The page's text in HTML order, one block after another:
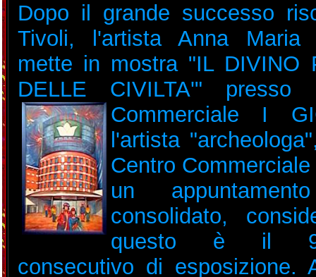
Dopo il grande successo
Tivoli, l'artista Anna Maria
mette in mostra "IL DIVINO
DELLE CIVILTA'" presso
Commerciale I
l'artista
Centro
un
consolidato,
questo è il
consecutivo di esposizione.